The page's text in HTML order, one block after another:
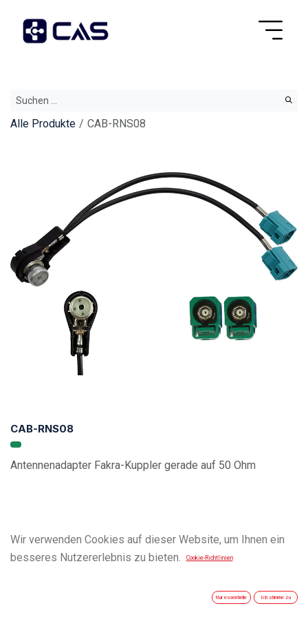
Alle Produkte CAB-RNS08
CAB-RNS08
Antennenadapter Fakra-Kuppler gerade auf 50 Ohm
Wir verwenden Cookies auf dieser Website, um Ihnen ein
besseres Nutzererlebnis zu bieten.
Cookie-Richtlinien
Nur essentielle Ich stimme zu